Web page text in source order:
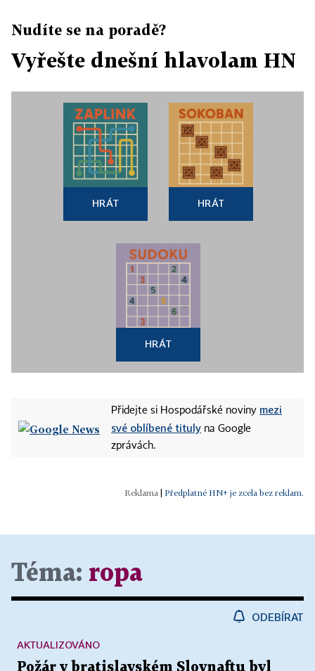
Nudíte se na poradě?
Vyřešte dnešní hlavolam HN
HRÁT HRÁT
HRÁT
Přidejte si Hospodářské noviny mezi
své oblíbené tituly na Google
zprávách.
Předplatné HN+ je zcela bez reklam.
Téma: ropa
ODEBÍRAT
Požár v bratislavském Slovnaftu byl
AKTUALIZOVÁNO